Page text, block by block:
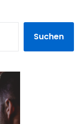
Suchen